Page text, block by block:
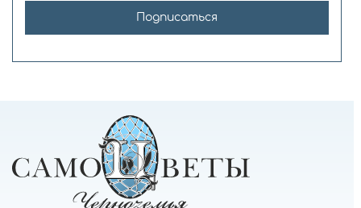
Подписаться